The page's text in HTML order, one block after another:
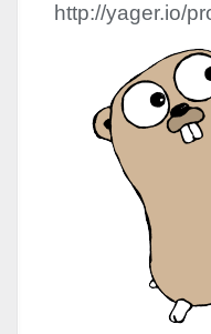
http://yager.io/